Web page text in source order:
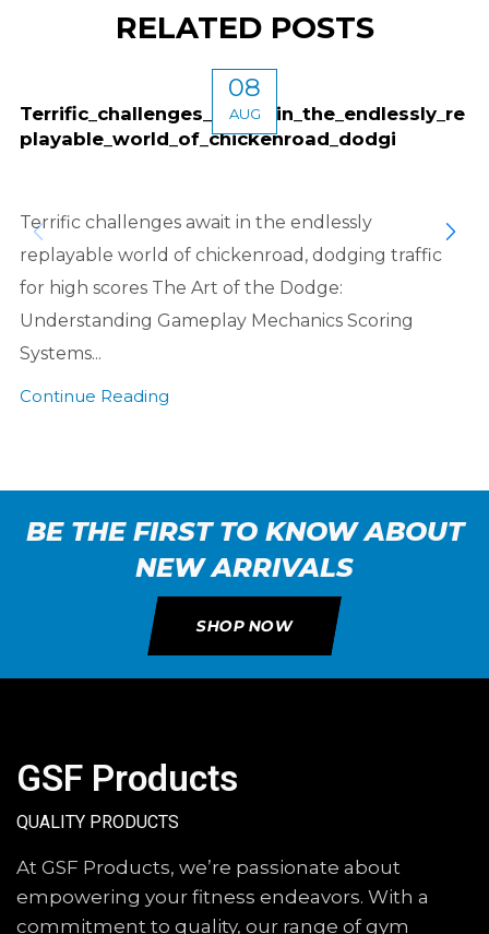
RELATED POSTS
08
AUG
Terrific_challenges_await_in_the_endlessly_re
playable_world_of_chickenroad_dodgi
Terrific challenges await in the endlessly
replayable world of chickenroad, dodging traffic
for high scores The Art of the Dodge:
Understanding Gameplay Mechanics Scoring
Systems...
Continue Reading
BE THE FIRST TO KNOW ABOUT
NEW ARRIVALS
SHOP NOW
GSF Products
QUALITY PRODUCTS
At GSF Products, we’re passionate about
empowering your fitness endeavors. With a
commitment to quality, our range of gym